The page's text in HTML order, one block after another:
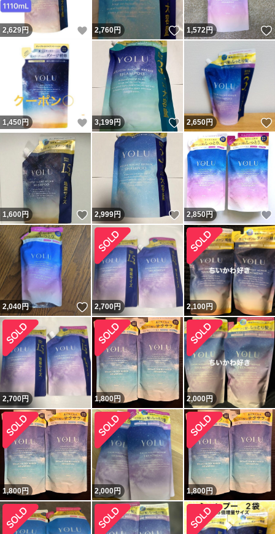
2,629円 いいね！
2,760円 いいね！
1,572円
1,450 円 いいね！
3,199円 いいね！
2,650円
1,600円 いいね！
2,999円 いいね！
2,850円
2,040円 いいね！
2,700円 2,100円
2,700円 1,800円 2,000円
1,800円 2,000円 1,800円